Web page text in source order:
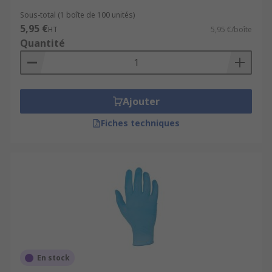
équipes avec des gants jetables professionnels
de qualité. Notre stock disponible
immédiatement, associé à une livraison rapide et
offerte dès 50€ HT, vous garantit un
approvisionnement sans rupture.
Commandez dès aujourd’hui vos gants jetables et
protégez efficacement vos collaborateurs au
de vos gants à usage unique, équipez vos postes
distributeurs de gants
, conçus pour garantir un accès
rapide et limiter les contaminations croisées.
Avant de faire votre choix, consultez également
notre articleGuide complet pour bien choisir
Sous-total (1 boîte de 100 unités)
5,95 €HT 5,95 €/boîte
Quantité
Ajouter
Fiches techniques
En stock